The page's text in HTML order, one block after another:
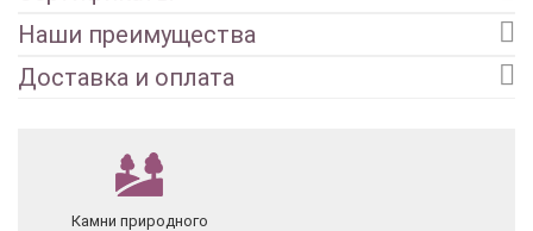
Наши преимущества
Доставка и оплата
Камни природного